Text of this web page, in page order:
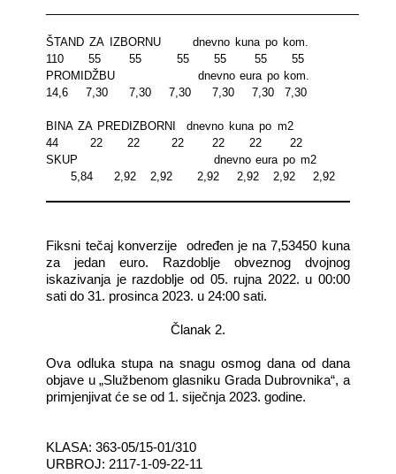
ŠTAND ZA IZBORNU
dnevno kuna po kom.
110
55 55 55 55 55
55
PROMIDŽBU
dnevno eura po kom.
14,6
7,30 7,30 7,30 7,30 7,30 7,30
BINA ZA PREDIZBORNI
dnevno kuna po m2
44
22 22 22 22 22
22
SKUP
dnevno eura po m2
5,84
2,92 2,92 2,92 2,92 2,92 2,92
Fiksni tečaj konverzije
određen je na 7,53450 kuna
za jedan euro. Razdoblje obveznog dvojnog
iskazivanja je razdoblje od 05. rujna 2022. u 00:00
sati do 31. prosinca 2023. u 24:00 sati.
Članak 2.
Ova odluka stupa na snagu osmog dana od dana
objave u „Službenom glasniku Grada Dubrovnika“, a
primjenjivat će se od 1. siječnja 2023. godine.
KLASA: 363-05/15-01/310
URBROJ: 2117-1-09-22-11